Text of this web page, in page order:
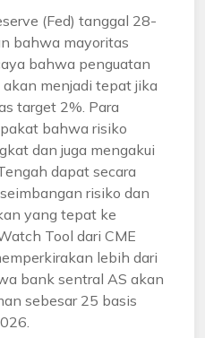
(Fed) tanggal 28-
bahwa mayoritas
bahwa penguatan
menjadi tepat jika
target 2%. Para
bahwa risiko
dan juga mengakui
dapat secara
risiko dan
yang tepat ke
Tool dari CME
lebih dari
bank sentral AS akan
sebesar 25 basis